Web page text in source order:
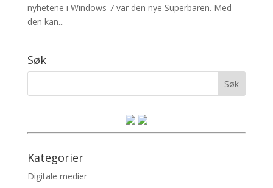
nyhetene i Windows 7 var den nye Superbaren. Med
den kan...
Søk
Kategorier
Digitale medier